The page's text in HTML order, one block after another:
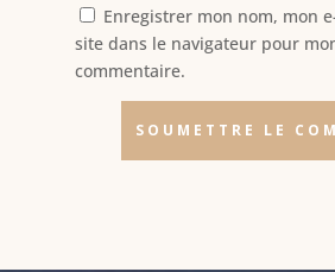
Enregistrer mon nom, mon
site dans le navigateur pour
commentaire.
SOUMETTRE LE